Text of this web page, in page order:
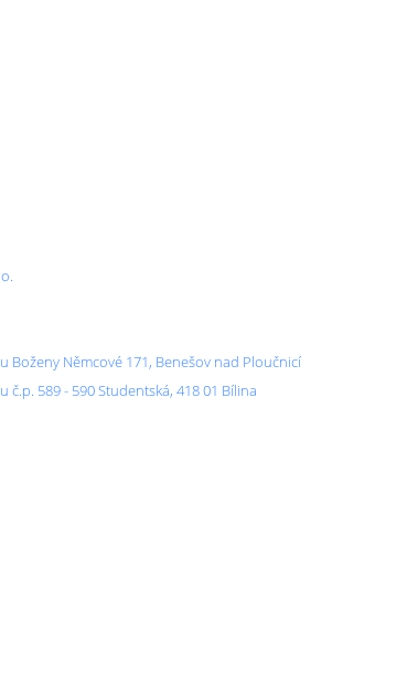
Boženy Němcové 171, Benešov nad Ploučnicí
589 - 590 Studentská, 418 01 Bílina